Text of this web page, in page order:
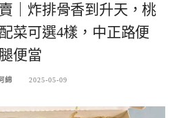
｜炸排骨香到升天，桃
菜可選4樣，中正路便
便當
綿 2025-05-09